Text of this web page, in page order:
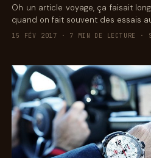
Oh un article voyage, ça faisait
quand on fait souvent des essais
15 FÉV 2017 · 7 MIN DE LECTURE ·